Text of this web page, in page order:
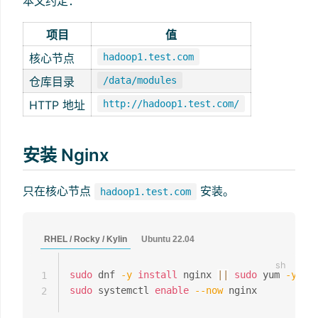
项目
值
核心节点
hadoop1.test.com
仓库目录 /data/modules
HTTP 地址 http://hadoop1.test.com/
安装 Nginx
只在核心节点 hadoop1.test.com 安装。
RHEL / Rocky / Kylin Ubuntu 22.04
sudo dnf -y install nginx sudo yum -y
sudo systemctl enable --now
1
2